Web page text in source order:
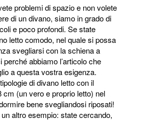
problemi di spazio e non volete
di un divano, siamo in grado di
e poco profondi. Se state
letto comodo, nel quale si possa
svegliarsi con la schiena a
abbiamo l’articolo che
a questa vostra esigenza.
di divano letto con il
cm (un vero e proprio letto) nel
bene svegliandosi riposati!
altro esempio: state cercando,